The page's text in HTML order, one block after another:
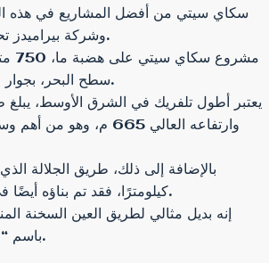
سكاي سيتي من أفضل المشاريع في هذه
وشركة بيراميدز تحلق في السماء.
سطح البحر، بجوار محطة التلفريك.
وارتفاعه العالي 665 م،
كيلومترًا، فقد تم بناؤه أيضًا في وسط الجبال.
إنه بديل مثالي لطريق العين السخنة
باسم “طريق الموت”).